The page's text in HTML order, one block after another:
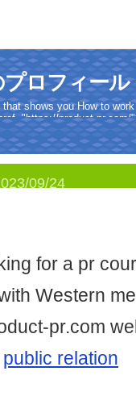
ロフィール
that shows you How to
product-pr.com/
09/24
for a pr
Western
pr.com
public relation